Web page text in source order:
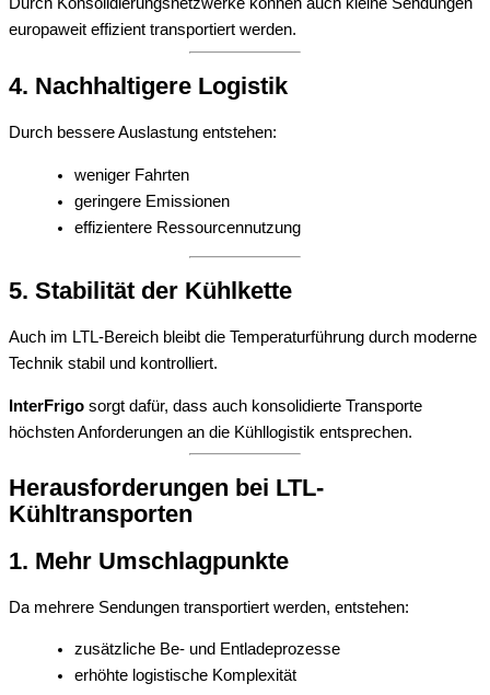
Durch Konsolidierungsnetzwerke können auch kleine Sendungen
europaweit effizient transportiert werden.
4. Nachhaltigere Logistik
Durch bessere Auslastung entstehen:
weniger Fahrten
geringere Emissionen
effizientere Ressourcennutzung
5. Stabilität der Kühlkette
Auch im LTL-Bereich bleibt die Temperaturführung durch moderne
Technik stabil und kontrolliert.
InterFrigo sorgt dafür, dass auch konsolidierte Transporte
höchsten Anforderungen an die Kühllogistik entsprechen.
Herausforderungen bei LTL-
Kühltransporten
1. Mehr Umschlagpunkte
Da mehrere Sendungen transportiert werden, entstehen:
zusätzliche Be- und Entladeprozesse
erhöhte logistische Komplexität